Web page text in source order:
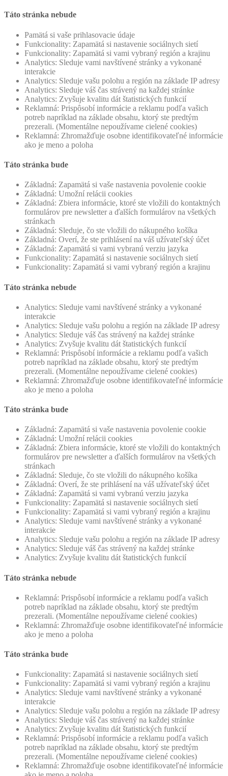
Táto stránka nebude
Pamätá si vaše prihlasovacie údaje
Funkcionality: Zapamätá si nastavenie sociálnych sietí
Funkcionality: Zapamätá si vami vybraný región a krajinu
Analytics: Sleduje vami navštívené stránky a vykonané
interakcie
Analytics: Sleduje vašu polohu a región na základe IP adresy
Analytics: Sleduje váš čas strávený na každej stránke
Analytics: Zvyšuje kvalitu dát štatistických funkcií
Reklamná: Prispôsobí informácie a reklamu podľa vašich
potreb napríklad na základe obsahu, ktorý ste predtým
prezerali. (Momentálne nepoužívame cielené cookies)
Reklamná: Zhromažďuje osobne identifikovateľné informácie
ako je meno a poloha
Táto stránka bude
Základná: Zapamätá si vaše nastavenia povolenie cookie
Základná: Umožní relácii cookies
Základná: Zbiera informácie, ktoré ste vložili do kontaktných
formulárov pre newsletter a ďalších formulárov na všetkých
stránkach
Základná: Sleduje, čo ste vložili do nákupného košíka
Základná: Overí, že ste prihlásení na váš užívateľský účet
Základná: Zapamätá si vami vybranú verziu jazyka
Funkcionality: Zapamätá si nastavenie sociálnych sietí
Funkcionality: Zapamätá si vami vybraný región a krajinu
Táto stránka nebude
Analytics: Sleduje vami navštívené stránky a vykonané
interakcie
Analytics: Sleduje vašu polohu a región na základe IP adresy
Analytics: Sleduje váš čas strávený na každej stránke
Analytics: Zvyšuje kvalitu dát štatistických funkcií
Reklamná: Prispôsobí informácie a reklamu podľa vašich
potreb napríklad na základe obsahu, ktorý ste predtým
prezerali. (Momentálne nepoužívame cielené cookies)
Reklamná: Zhromažďuje osobne identifikovateľné informácie
ako je meno a poloha
Táto stránka bude
Základná: Zapamätá si vaše nastavenia povolenie cookie
Základná: Umožní relácii cookies
Základná: Zbiera informácie, ktoré ste vložili do kontaktných
formulárov pre newsletter a ďalších formulárov na všetkých
stránkach
Základná: Sleduje, čo ste vložili do nákupného košíka
Základná: Overí, že ste prihlásení na váš užívateľský účet
Základná: Zapamätá si vami vybranú verziu jazyka
Funkcionality: Zapamätá si nastavenie sociálnych sietí
Funkcionality: Zapamätá si vami vybraný región a krajinu
Analytics: Sleduje vami navštívené stránky a vykonané
interakcie
Analytics: Sleduje vašu polohu a región na základe IP adresy
Analytics: Sleduje váš čas strávený na každej stránke
Analytics: Zvyšuje kvalitu dát štatistických funkcií
Táto stránka nebude
Reklamná: Prispôsobí informácie a reklamu podľa vašich
potreb napríklad na základe obsahu, ktorý ste predtým
prezerali. (Momentálne nepoužívame cielené cookies)
Reklamná: Zhromažďuje osobne identifikovateľné informácie
ako je meno a poloha
Táto stránka bude
Funkcionality: Zapamätá si nastavenie sociálnych sietí
Funkcionality: Zapamätá si vami vybraný región a krajinu
Analytics: Sleduje vami navštívené stránky a vykonané
interakcie
Analytics: Sleduje vašu polohu a región na základe IP adresy
Analytics: Sleduje váš čas strávený na každej stránke
Analytics: Zvyšuje kvalitu dát štatistických funkcií
Reklamná: Prispôsobí informácie a reklamu podľa vašich
potreb napríklad na základe obsahu, ktorý ste predtým
prezerali. (Momentálne nepoužívame cielené cookies)
Reklamná: Zhromažďuje osobne identifikovateľné informácie